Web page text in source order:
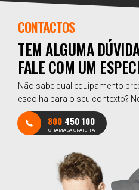
CONTACTOS
TEM ALGUMA
FALE COM UM
Não sabe qual equipamento
escolha para o seu contexto?
800 450 100
CHAMADA GRATUITA